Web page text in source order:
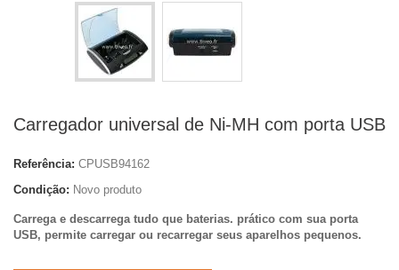
Carregador universal de Ni-MH com porta USB
Referência: CPUSB94162
Condição: Novo produto
Carrega e descarrega tudo que baterias. prático com sua porta
USB, permite carregar ou recarregar seus aparelhos pequenos.